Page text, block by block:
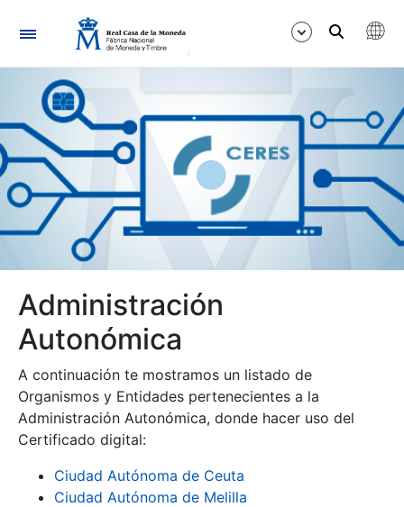
Navegación
Mostrar/Ocultar
Mostrar/Ocultar
Mostrar/Ocultar
Mostrar/Ocultar
Administración
Autonómica
A continuación te mostramos un listado de
Organismos y Entidades pertenecientes a la
Administración Autonómica, donde hacer uso del
Certificado digital:
Ciudad Autónoma de Ceuta
Ciudad Autónoma de Melilla